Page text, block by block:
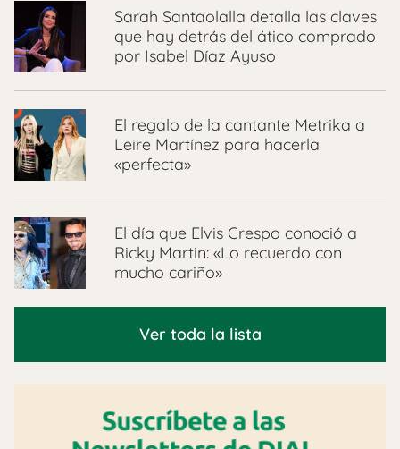
Sarah Santaolalla detalla las claves
que hay detrás del ático comprado
por Isabel Díaz Ayuso
El regalo de la cantante Metrika a
Leire Martínez para hacerla
«perfecta»
El día que Elvis Crespo conoció a
Ricky Martin: «Lo recuerdo con
mucho cariño»
Ver toda la lista